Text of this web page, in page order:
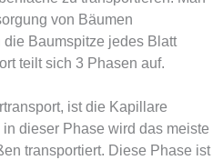
von Bäumen
Baumspitze jedes Blatt
teilt sich 3 Phasen auf.
ist die Kapillare
dieser Phase wird das meiste
transportiert. Diese Phase ist